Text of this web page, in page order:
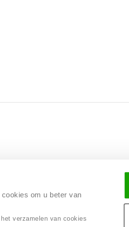
om u beter van
verzamelen van cookies